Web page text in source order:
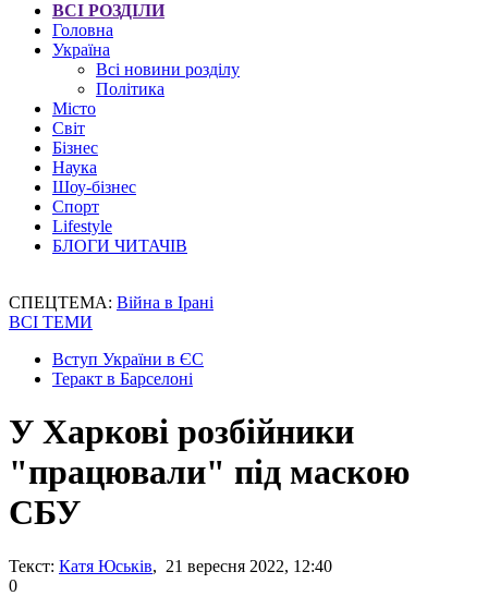
ВСІ РОЗДІЛИ
Головна
Україна
Всі новини розділу
Політика
Місто
Світ
Бізнес
Наука
Шоу-бізнес
Спорт
Lifestyle
БЛОГИ ЧИТАЧІВ
СПЕЦТЕМА: Війна в Ірані
ВСІ ТЕМИ
Вступ України в ЄС
Теракт в Барселоні
У Харкові розбійники
"працювали" під маскою
СБУ
Текст: Катя Юськів, 21 вересня 2022, 12:40
0